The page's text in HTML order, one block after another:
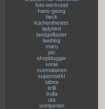
foto-werkstatt
hans-georg
heck
küchentheater
ladybird
landgeflüster
lawblog
maru
piri
shopblogger
sonia
suomalainen
supermarkt
tabea
tirilli
trulla
uta
wortperlen